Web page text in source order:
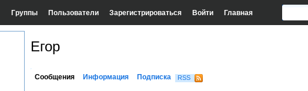
Группы Пользователи Зарегистрироваться Войти Главная
Егор
Сообщения Информация Подписка RSS